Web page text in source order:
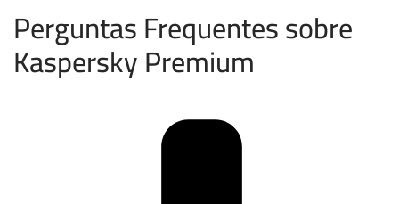
Perguntas Frequentes sobre
Kaspersky Premium